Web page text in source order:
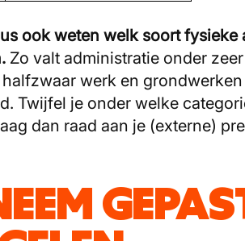
ook weten welk soort fysieke
Zo valt administratie onder
werk en
Twijfel je onder welke
dan raad aan je (externe)